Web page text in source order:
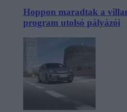
Hoppon maradtak a
program utolsó pályázói